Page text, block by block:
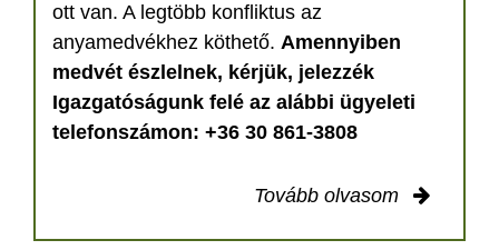
ott van. A legtöbb konfliktus az
anyamedvékhez köthető. Amennyiben
medvét észlelnek, kérjük, jelezzék
Igazgatóságunk felé az alábbi ügyeleti
telefonszámon: +36 30 861-3808
Tovább olvasom